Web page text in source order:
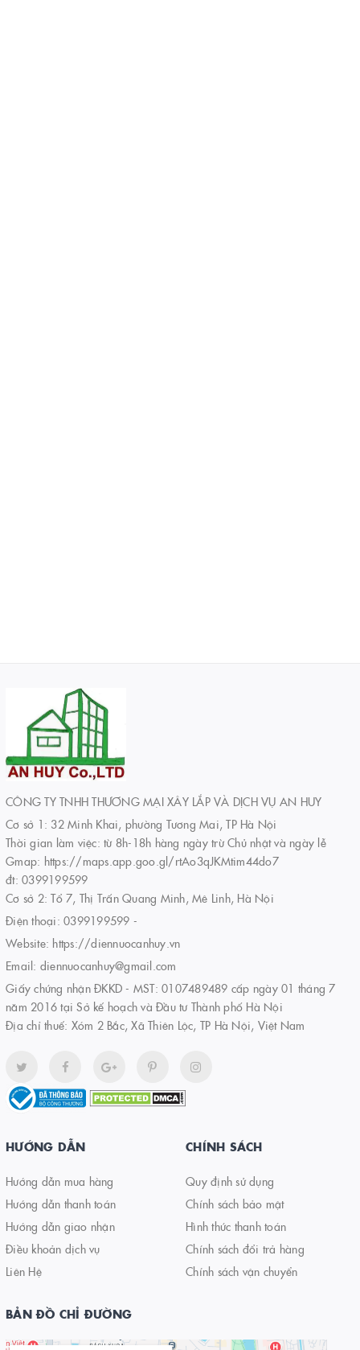
CÔNG TY TNHH THƯƠNG MẠI XÂY LẮP VÀ DỊCH VỤ AN HUY
Cơ sở 1: 32 Minh Khai, phường Tương Mai, TP Hà Nội
Thời gian làm việc: từ 8h-18h hàng ngày trừ Chủ nhật và ngày lễ
Gmap: https://maps.app.goo.gl/rtAo3qJKMtim44do7
đt: 0399199599
Cơ sở 2: Tổ 7, Thị Trấn Quang Minh, Mê Linh, Hà Nội
Điện thoại: 0399199599 -
Website: https://diennuocanhuy.vn
Email: diennuocanhuy@gmail.com
Giấy chứng nhận ĐKKD - MST: 0107489489 cấp ngày 01 tháng 7
năm 2016 tại Sở kế hoạch và Đầu tư Thành phố Hà Nội
Địa chỉ thuế: Xóm 2 Bắc, Xã Thiên Lộc, TP Hà Nội, Việt Nam
HƯỚNG DẪN
Hướng dẫn mua hàng
Hướng dẫn thanh toán
Hướng dẫn giao nhận
Điều khoản dịch vụ
Liên Hệ
CHÍNH SÁCH
Quy định sử dụng
Chính sách bảo mật
Hình thức thanh toán
Chính sách đổi trả hàng
Chính sách vận chuyển
BẢN ĐỒ CHỈ ĐƯỜNG